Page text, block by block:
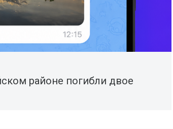
районе погибли двое